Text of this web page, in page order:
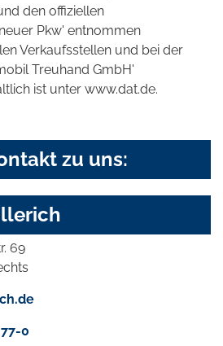
den offiziellen
Pkw' entnommen
Verkaufsstellen und bei der
Treuhand GmbH'
ist unter www.dat.de.
zu uns:
69
0